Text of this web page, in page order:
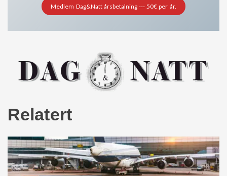
Medlem Dag&Natt årsbetalning --- 50€ per år.
Relatert